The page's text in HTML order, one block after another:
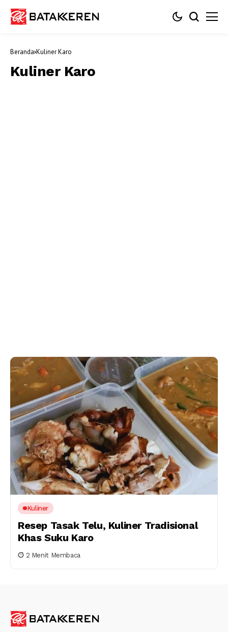
Beranda Kuliner Karo
Kuliner Karo
Kuliner
Resep Tasak Telu, Kuliner Tradisional
Khas Suku Karo
2 Menit Membaca